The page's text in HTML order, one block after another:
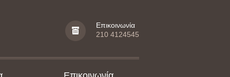
Επικοινωνία
210 4124545